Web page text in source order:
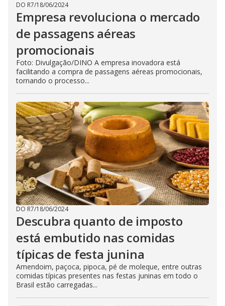
DO R7/18/06/2024
Empresa revoluciona o mercado
de passagens aéreas
promocionais
Foto: Divulgação/DINO A empresa inovadora está
facilitando a compra de passagens aéreas promocionais,
tornando o processo...
DO R7/18/06/2024
Descubra quanto de imposto
está embutido nas comidas
típicas de festa junina
Amendoim, paçoca, pipoca, pé de moleque, entre outras
comidas típicas presentes nas festas juninas em todo o
Brasil estão carregadas...